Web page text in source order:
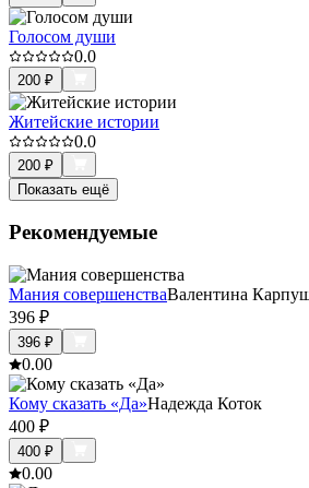
Голосом души
0.0
200 ₽
Житейские истории
0.0
200 ₽
Показать ещё
Рекомендуемые
Мания совершенстваВалентина
396 ₽
396 ₽
0.00
Кому сказать «Да»Надежда Коток
400 ₽
400 ₽
0.00